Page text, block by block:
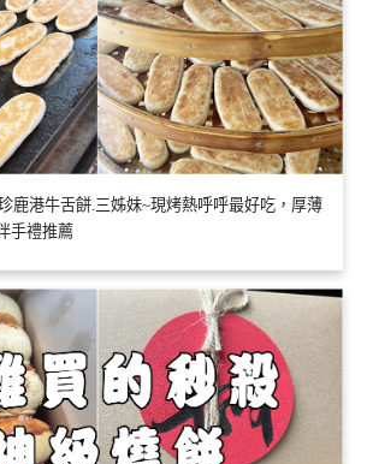
鹿港牛舌餅.三姊妹~現烤熱呼呼最好吃，厚薄
手禮推薦